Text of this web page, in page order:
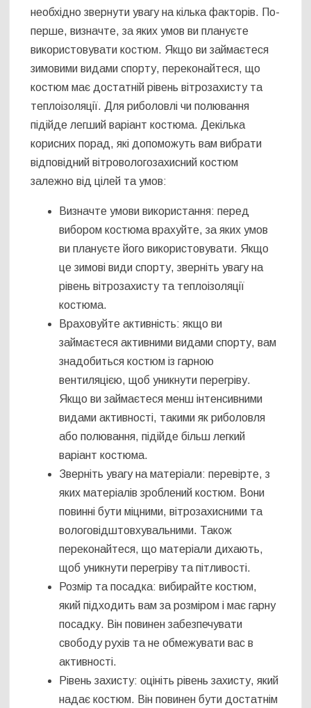
необхідно звернути увагу на кілька факторів. По-
перше, визначте, за яких умов ви плануєте
використовувати костюм. Якщо ви займаєтеся
зимовими видами спорту, переконайтеся, що
костюм має достатній рівень вітрозахисту та
теплоізоляції. Для риболовлі чи полювання
підійде легший варіант костюма. Декілька
корисних порад, які допоможуть вам вибрати
відповідний вітровологозахисний костюм
залежно від цілей та умов:
Визначте умови використання: перед
вибором костюма врахуйте, за яких умов
ви плануєте його використовувати. Якщо
це зимові види спорту, зверніть увагу на
рівень вітрозахисту та теплоізоляції
костюма.
Враховуйте активність: якщо ви
займаєтеся активними видами спорту, вам
знадобиться костюм із гарною
вентиляцією, щоб уникнути перегріву.
Якщо ви займаєтеся менш інтенсивними
видами активності, такими як риболовля
або полювання, підійде більш легкий
варіант костюма.
Зверніть увагу на матеріали: перевірте, з
яких матеріалів зроблений костюм. Вони
повинні бути міцними, вітрозахисними та
вологовідштовхувальними. Також
переконайтеся, що матеріали дихають,
щоб уникнути перегріву та пітливості.
Розмір та посадка: вибирайте костюм,
який підходить вам за розміром і має гарну
посадку. Він повинен забезпечувати
свободу рухів та не обмежувати вас в
активності.
Рівень захисту: оцініть рівень захисту, який
надає костюм. Він повинен бути достатнім